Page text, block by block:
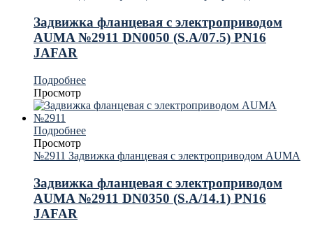
Задвижка фланцевая с электроприводом
AUMA №2911 DN0050 (S.A/07.5) PN16
JAFAR
Подробнее
Просмотр
Подробнее
Просмотр
№2911 Задвижка фланцевая с электроприводом AUMA
Задвижка фланцевая с электроприводом
AUMA №2911 DN0350 (S.A/14.1) PN16
JAFAR